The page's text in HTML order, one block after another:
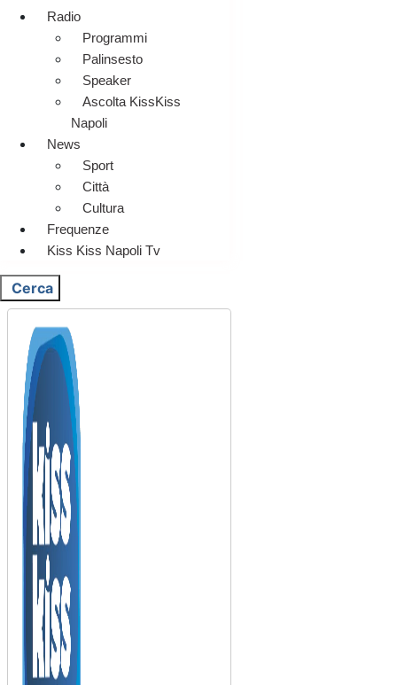
Radio
Programmi
Palinsesto
Speaker
Ascolta KissKiss
Napoli
News
Sport
Città
Cultura
Frequenze
Kiss Kiss Napoli Tv
Cerca